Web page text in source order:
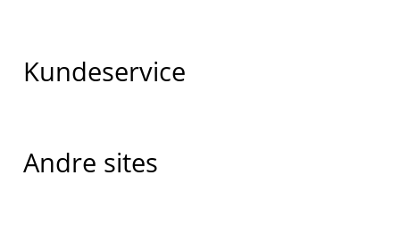
Kundeservice
Andre sites